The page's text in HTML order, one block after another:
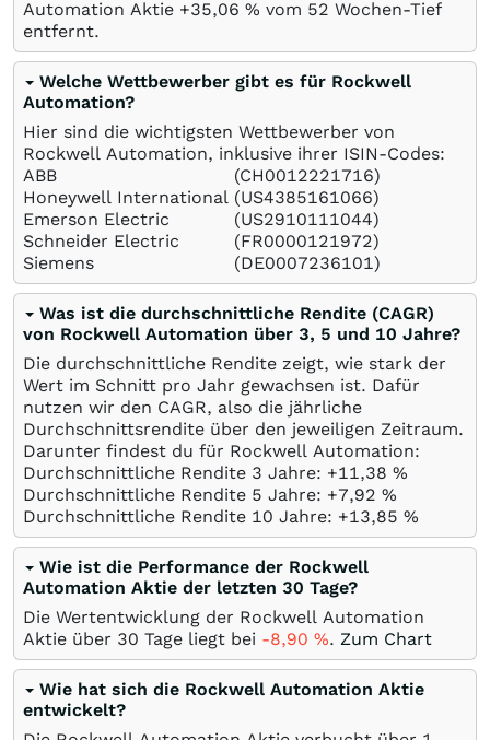
Automation Aktie +35,06 % vom 52 Wochen-Tief
entfernt.
Welche Wettbewerber gibt es für Rockwell
Automation?
Hier sind die wichtigsten Wettbewerber von
Rockwell Automation, inklusive ihrer ISIN-Codes:
ABB
(CH0012221716)
Honeywell International (US4385161066)
Emerson Electric
(US2910111044)
Schneider Electric
(FR0000121972)
Siemens
(DE0007236101)
Was ist die durchschnittliche Rendite (CAGR)
von Rockwell Automation über 3, 5 und 10 Jahre?
Die durchschnittliche Rendite zeigt, wie stark der
Wert im Schnitt pro Jahr gewachsen ist. Dafür
nutzen wir den CAGR, also die jährliche
Durchschnittsrendite über den jeweiligen Zeitraum.
Darunter findest du für Rockwell Automation:
Durchschnittliche Rendite 3 Jahre: +11,38 %
Durchschnittliche Rendite 5 Jahre: +7,92 %
Durchschnittliche Rendite 10 Jahre: +13,85 %
Wie ist die Performance der Rockwell
Automation Aktie der letzten 30 Tage?
Die Wertentwicklung der Rockwell Automation
Aktie über 30 Tage liegt bei -8,90 %. Zum Chart
Wie hat sich die Rockwell Automation Aktie
entwickelt?